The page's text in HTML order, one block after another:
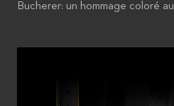
Bucherer: un hommage coloré